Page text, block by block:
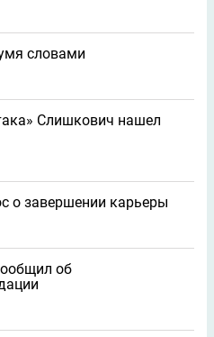
словами
Слишкович нашел
о завершении карьеры
об